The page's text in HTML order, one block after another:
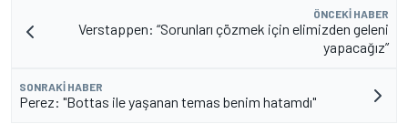
ÖNCEKI HABER
Verstappen: “Sorunları çözmek için elimizden geleni
yapacağız”
SONRAKI HABER
Perez: "Bottas ile yaşanan temas benim hatamdı"